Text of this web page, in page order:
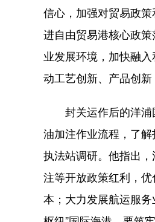
信心，加强对贸易政
进自由贸易港核心政
业发展环境，加快融
动工艺创新、产品创
封关运作后的洋浦
油加注作业流程，了
执法站调研。他指出
注等开放政策红利，
本；大力发展航运服